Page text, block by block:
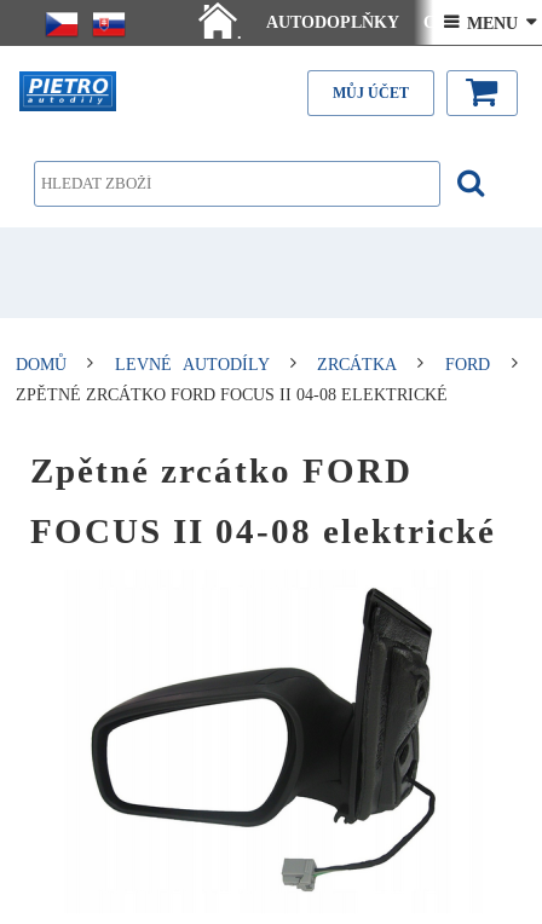
.
AUTODOPLŇKY Ceny doručení
Články - návody Kontakt
 MENU 
MŮJ ÚČET
DOMŮ LEVNÉ AUTODÍLY ZRCÁTKA
FORD
ZPĚTNÉ ZRCÁTKO FORD FOCUS II 04-08 ELEKTRICKÉ
Zpětné zrcátko FORD
FOCUS II 04-08 elektrické